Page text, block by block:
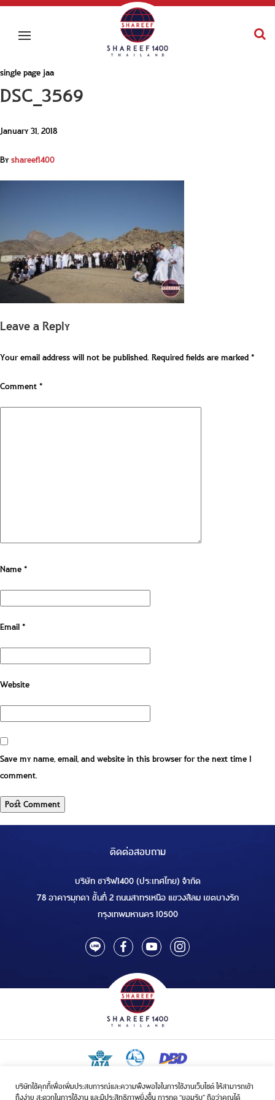
บริษัทใช้คุกกี้เพื่อเพิ่มประสบการณ์และความพึงพอใจในการใช้งานเว็บไซต์ ให้สามารถเข้า
ถึงง่าย สะดวกในการใช้งาน และมีประสิทธิภาพยิ่งขึ้น การกด “ยอมรับ” ถือว่าคุณได้
single page jaa
DSC_3569
January 31, 2018
Byshareef1400
Leave a Reply
Your email address will not be published.Required fields are marked*
Comment*
Name*
Email*
Website
Save my name, email, and website in this browser for the next time I
comment.
ติดต่อสอบถาม
บริษัท ชารีฟ1400 (ประเทศไทย) จำกัด
78 อาคารมุกดา ชั้นที่ 2 ถนนสาทรเหนือ แขวงสีลม เขตบางรัก
กรุงเทพมหานคร 10500
ใบอนุญาตเป็นผู้ประกอบกิจการรับจัดบริการขนส่งในกิจการฮัจย์เลขที่ 1/2568